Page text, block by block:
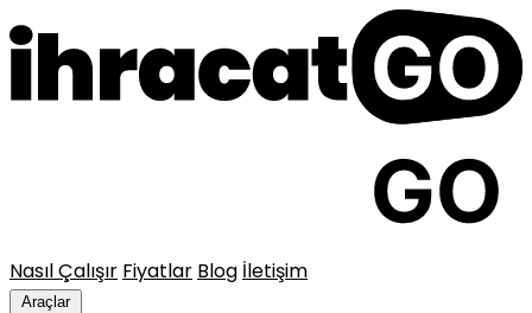
Nasıl Çalışır Fiyatlar Blog İletişim
Araçlar